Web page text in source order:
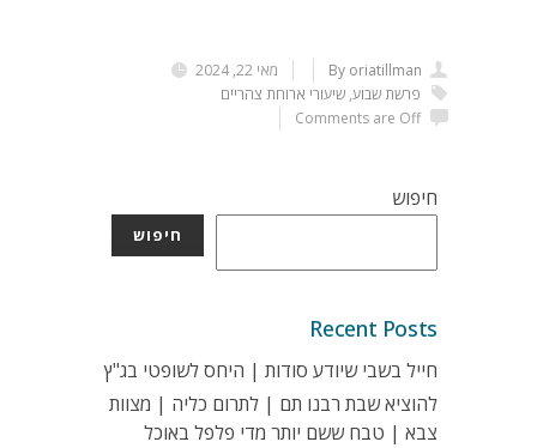
מאי 22, 2024 By oriatillman
Comments are Off
פרשת שבוע, שיעורי ארוחת צהריים
חיפוש
חיפוש
Recent Posts
חייל בשבי שיודע סודות | היחס לשופטי בג"ץ
להוציא שבת רבנו תם | לתרום כליה | מצוות
צבא | טבח ששם יותר מדי פלפל באוכל